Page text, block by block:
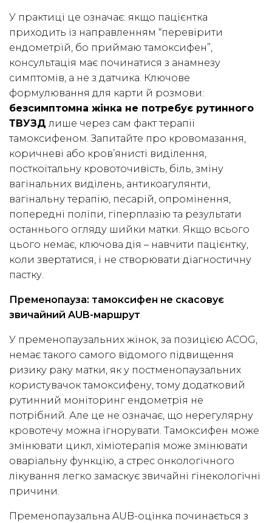
У практиці це означає: якщо пацієнтка
приходить із направленням “перевірити
ендометрій, бо приймаю тамоксифен”,
консультація має починатися з анамнезу
симптомів, а не з датчика. Ключове
формулювання для карти й розмови:
безсимптомна жінка не потребує рутинного
ТВУЗД лише через сам факт терапії
тамоксифеном. Запитайте про кровомазання,
коричневі або кров’янисті виділення,
посткоїтальну кровоточивість, біль, зміну
вагінальних виділень, антикоагулянти,
вагінальну терапію, песарій, опромінення,
попередні поліпи, гіперплазію та результати
останнього огляду шийки матки. Якщо всього
цього немає, ключова дія – навчити пацієнтку,
коли звертатися, і не створювати діагностичну
пастку.
Пременопауза: тамоксифен не скасовує
звичайний AUB-маршрут
У пременопаузальних жінок, за позицією ACOG,
немає такого самого відомого підвищення
ризику раку матки, як у постменопаузальних
користувачок тамоксифену, тому додатковий
рутинний моніторинг ендометрія не
потрібний. Але це не означає, що нерегулярну
кровотечу можна ігнорувати. Тамоксифен може
змінювати цикл, хіміотерапія може змінювати
оваріальну функцію, а стрес онкологічного
лікування легко замаскує звичайні гінекологічні
причини.
Пременопаузальна AUB-оцінка починається з